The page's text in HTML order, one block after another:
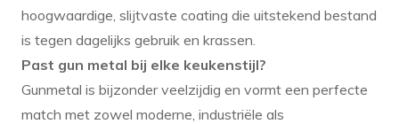
hoogwaardige, slijtvaste coating die uitstekend bestand
is tegen dagelijks gebruik en krassen.
Past gun metal bij elke keukenstijl?
Gunmetal is bijzonder veelzijdig en vormt een perfecte
match met zowel moderne, industriële als